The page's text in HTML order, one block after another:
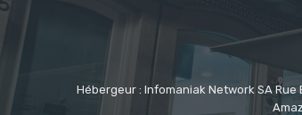
Hébergeur : Infomaniak Network SA Rue